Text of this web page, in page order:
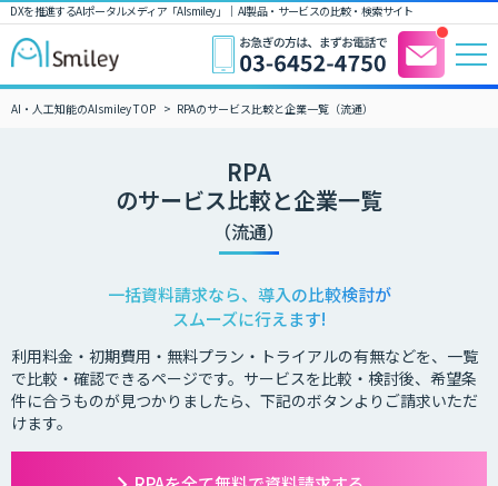
DXを推進するAIポータルメディア「AIsmiley」｜ AI製品・サービスの比較・検索サイト
AI・人工知能のAIsmiley TOP RPAのサービス比較と企業一覧（流通）
RPA
のサービス比較と企業一覧
（流通）
一括資料請求なら、導入の比較検討が
スムーズに行えます!
利用料金・初期費用・無料プラン・トライアルの有無などを、一覧
で比較・確認できるページです。サービスを比較・検討後、希望条
件に合うものが見つかりましたら、下記のボタンよりご請求いただ
けます。